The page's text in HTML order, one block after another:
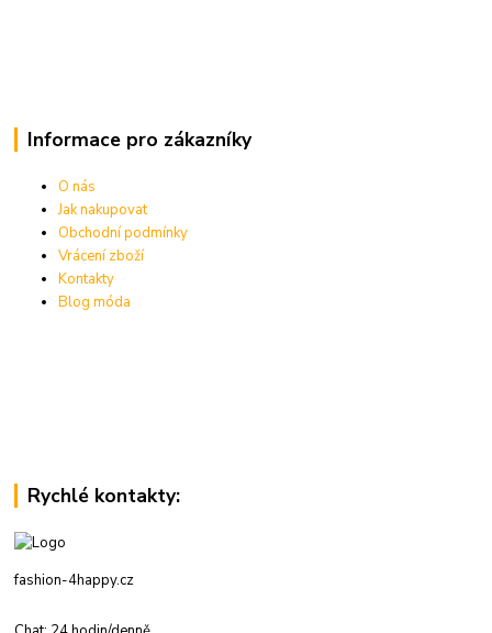
Informace pro zákazníky
O nás
Jak nakupovat
Obchodní podmínky
Vrácení zboží
Kontakty
Blog móda
Rychlé kontakty:
fashion-4happy.cz